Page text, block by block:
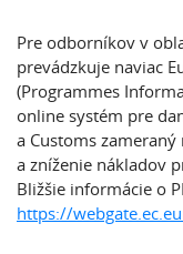
Pre odborníkov v
prevádzkuje naviac
(Programmes
online systém pre
a Customs
a zníženie nákladov
Bližšie informácie o
https://